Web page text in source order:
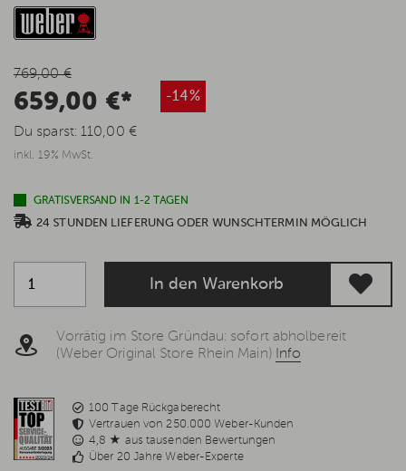
769,00 €
659,00 €* -14%
Du sparst:110,00 €
inkl. 19% MwSt.
GRATISVERSAND IN 1-2 TAGEN
24 STUNDEN LIEFERUNG ODER WUNSCHTERMIN MÖGLICH
In den Warenkorb
Vorrätig im Store Gründau: sofort abholbereit
(Weber Original Store Rhein Main) Info
100 Tage Rückgaberecht
Vertrauen von 250.000 Weber-Kunden
4,8 ★ aus tausenden Bewertungen
Über 20 Jahre Weber-Experte